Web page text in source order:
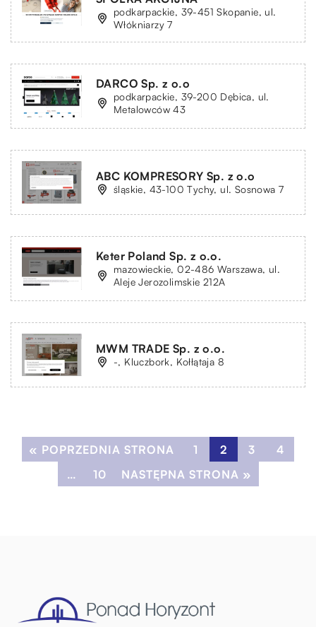
podkarpackie, 39-451 Skopanie, ul.
Włókniarzy 7
DARCO Sp. z o.o
podkarpackie, 39-200 Dębica, ul.
Metalowców 43
ABC KOMPRESORY Sp. z o.o
śląskie, 43-100 Tychy, ul. Sosnowa 7
Keter Poland Sp. z o.o.
mazowieckie, 02-486 Warszawa, ul.
Aleje Jerozolimskie 212A
MWM TRADE Sp. z o.o.
-, Kluczbork, Kołłątaja 8
« POPRZEDNIA STRONA 1 2 3
4
…
10 NASTĘPNA STRONA »